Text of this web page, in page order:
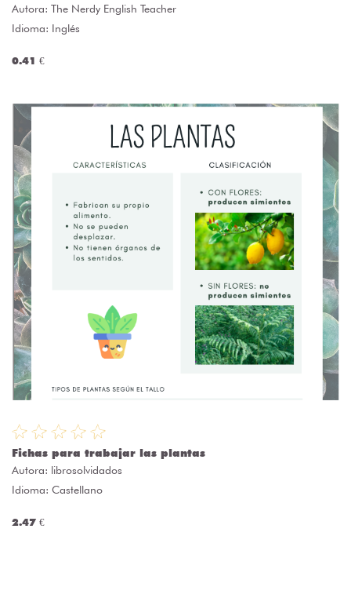
Autora: The Nerdy English Teacher
Idioma: Inglés
0.41 €
Fichas para trabajar las plantas
Autora: librosolvidados
Idioma: Castellano
2.47 €